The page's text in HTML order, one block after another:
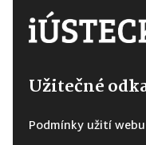
Užitečné
Podmínky užití webu